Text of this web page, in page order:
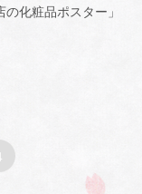
化粧品ポスター」